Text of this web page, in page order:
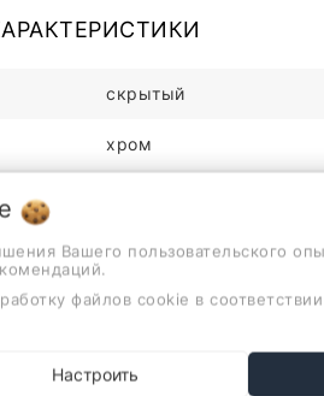
скрытый
хром
1
латунь
Вашего пользовательского
файлов cookie в
Настроить